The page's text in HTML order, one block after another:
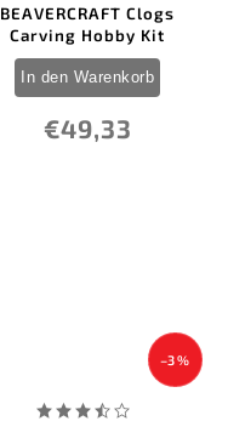
BEAVERCRAFT Clogs
Carving Hobby Kit
€49,33
In den Warenkorb
–3 %